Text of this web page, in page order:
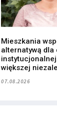
Mieszkania
alternatywą dla
większej
07.08.2026